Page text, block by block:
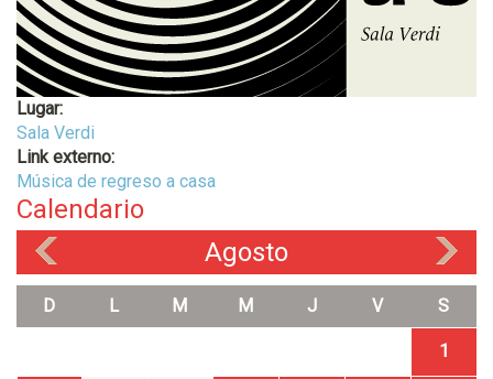
Lugar:
Sala Verdi
Link externo:
Música de regreso a casa
Calendario
Agosto
D L M M J V S
1